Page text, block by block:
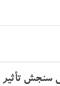
سنجش تأثیر